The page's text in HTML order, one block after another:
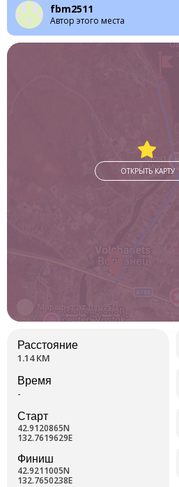
fbm2511
Автор этого места
Маршрут от fbm2511
ОТКРЫТЬ КАРТУ
Расстояние
1.14 КМ
Время
-
Старт
42.9120865N
132.7619629E
Финиш
42.9211005N
132.7650238E